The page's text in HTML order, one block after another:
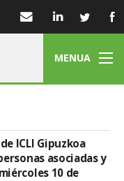
MENUA
ICLI Gipuzkoa
asociadas y
10 de